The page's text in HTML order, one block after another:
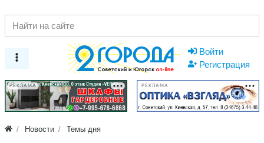
Войти
Регистрация
РЕКЛАМА РЕКЛАМА
Новости Темы дня